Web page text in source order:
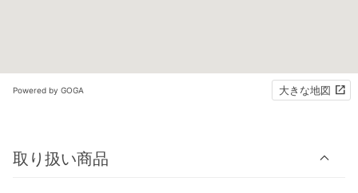
Powered by GOGA 大きな地図
取り扱い商品